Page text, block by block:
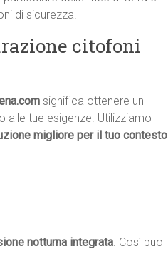
di sicurezza.
citofoni
significa ottenere un
alle tue esigenze. Utilizziamo
migliore per il tuo contesto
notturna integrata. Così puoi